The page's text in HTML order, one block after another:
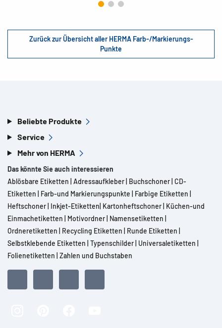
Zurück zur Übersicht aller HERMA Farb-/Markierungs-
Punkte
Beliebte Produkte
Service
Mehr von HERMA
Das könnte Sie auch interessieren
Ablösbare Etiketten Adressaufkleber Buchschoner CD-
Etiketten
Farb-und Markierungspunkte Farbige Etiketten
Heftschoner Inkjet-Etiketten Kartonheftschoner Küchen-und
Einmachetiketten
Motivordner Namensetiketten
Ordneretiketten
Recycling Etiketten Runde Etiketten
Selbstklebende Etiketten Typenschilder Universaletiketten
Folienetiketten Zahlen und Buchstaben